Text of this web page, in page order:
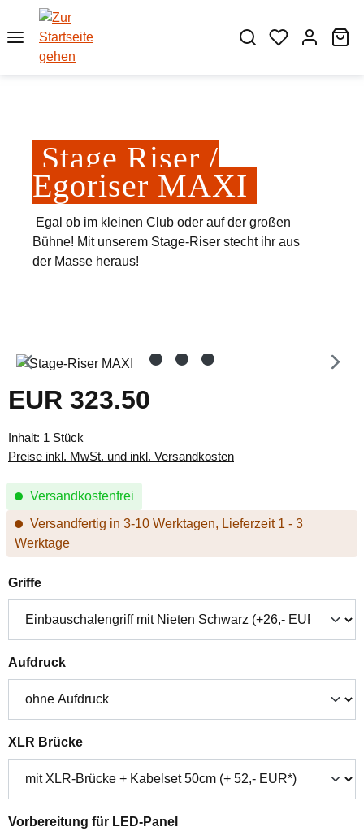
Zum Hauptinhalt springen
Stage Riser /
Egoriser MAXI
Egal ob im kleinen Club oder auf der großen
Bühne! Mit unserem Stage-Riser stecht ihr aus
der Masse heraus!
Bildergalerie überspringen
Regulärer Preis:
EUR 323.50
Inhalt: 1 Stück
Preise inkl. MwSt. und inkl. Versandkosten
Versandkostenfrei
Versandfertig in 3-10 Werktagen, Lieferzeit 1 - 3
Werktage
Griffeauswählen
Aufdruckauswählen
XLR Brückeauswählen
Vorbereitung für LED-Panelauswählen